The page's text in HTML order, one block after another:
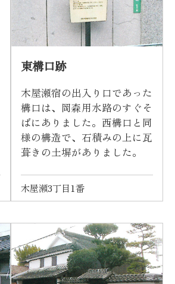
東構口跡
木屋瀬宿の出入り口であった
構口は、岡森用水路のすぐそ
ばにありました。西構口と同
様の構造で、石積みの上に瓦
葺きの土塀がありました。
木屋瀬3丁目1番